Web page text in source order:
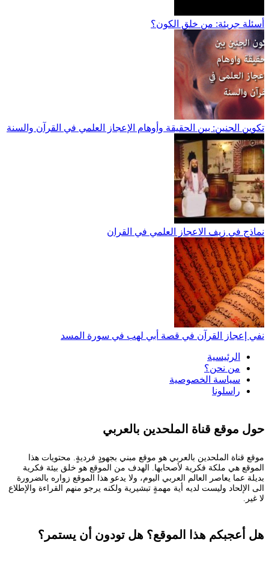
أسئلة جريئة: من خلق الكون؟
تكوين الجنين: بين الحقيقة وأوهام الإعجاز العلمي في القرآن والسنة
نماذج في زيف الاعجاز العلمي في القران
نفي إعجاز القرآن في قصة أبي لهب في سورة المسد
الرئيسية
من نحن؟
سياسة الخصوصية
راسلونا
حول موقع قناة الملحدين بالعربي
موقع قناة الملحدين بالعربي هو موقع مبني بجهودٍ فرديةٍ. محتويات هذا
الموقع هي ملكة فكرية لأصحابها. الهدف من الموقع هو خلق بيئة فكرية
بديلة عما يعاصر العالم العربي اليوم، ولا يدعو هذا الموقع زواره بالضرورة
الى الإلحاد وليست لديه أية مهمةٍ تبشيرية ولكنه يرجو منهم القراءة والإطلاع
لا غير.
هل أعجبكم هذا الموقع؟ هل تودون أن يستمر؟